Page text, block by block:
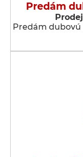
Predám
Predám